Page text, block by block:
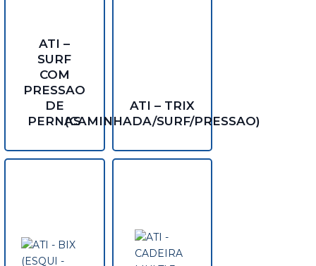
ATI –
SURF
COM
PRESSAO
DE
PERNAS
ATI – TRIX
(CAMINHADA/SURF/PRESSAO)